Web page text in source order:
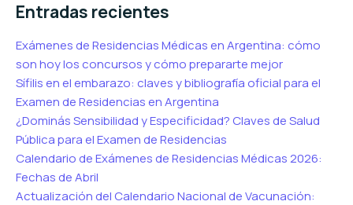
Entradas recientes
Exámenes de Residencias Médicas en Argentina: cómo
son hoy los concursos y cómo prepararte mejor
Sífilis en el embarazo: claves y bibliografía oficial para el
Examen de Residencias en Argentina
¿Dominás Sensibilidad y Especificidad? Claves de Salud
Pública para el Examen de Residencias
Calendario de Exámenes de Residencias Médicas 2026:
Fechas de Abril
Actualización del Calendario Nacional de Vacunación: